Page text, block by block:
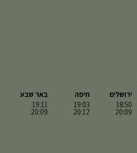
ירושלים
18:50
20:09
חיפה
19:03
20:12
באר שבע
19:11
20:09